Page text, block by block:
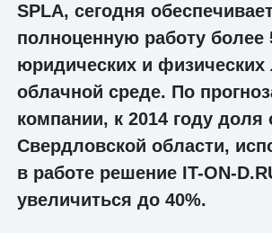
SPLA, сегодня
полноценную работу более
юридических и физических
облачной среде. По
компании, к 2014 году доля
Свердловской области,
в работе решение IT-ON-
увеличиться до 40%.